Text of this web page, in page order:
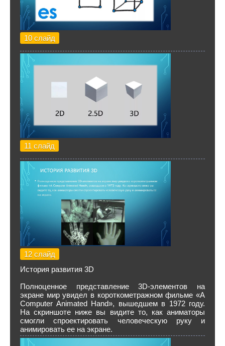
10 слайд
11 слайд
12 слайд
История развития 3D
Полноценное представление 3D-элементов на
экране мир увидел в короткометражном фильме «A
Computer Animated Hand», вышедшем в 1972 году.
На скриншоте ниже вы видите то, как аниматоры
смогли спроектировать человеческую руку и
анимировать ее на экране.